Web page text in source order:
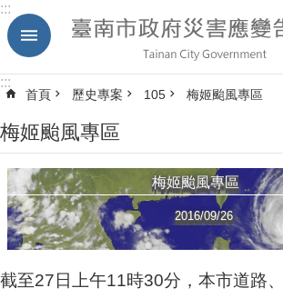
跳到主要內容區塊
:::
:::
首頁 歷史專案 105 梅姬颱風專區
梅姬颱風專區
梅姬颱風專區
2016/09/26
截至27日上午11時30分，本市道路